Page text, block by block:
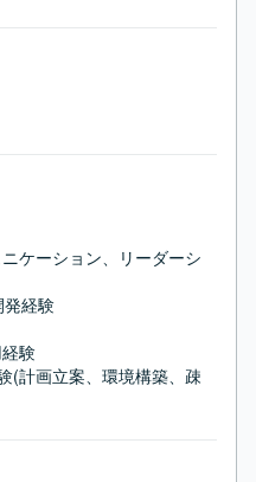
ケーション、リーダーシ
発経験
験
(計画立案、環境構築、疎